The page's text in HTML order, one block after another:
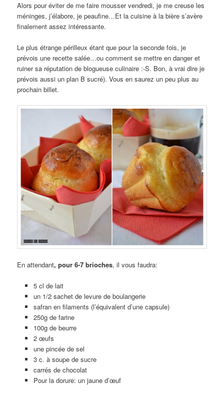
Alors pour éviter de me faire mousser vendredi, je me creuse les
méninges, j’élabore, je peaufine…Et la cuisine à la bière s’avère
finalement assez intéressante.
Le plus étrange périlleux étant que pour la seconde fois, je
prévois une recette salée…ou comment se mettre en danger et
ruiner sa réputation de blogueuse culinaire :-S. Bon, à vrai dire je
prévois aussi un plan B sucré). Vous en saurez un peu plus au
prochain billet.
En attendant, pour 6-7 brioches, il vous faudra:
5 cl de lait
un 1/2 sachet de levure de boulangerie
safran en filaments (l’équivalent d’une capsule)
250g de farine
100g de beurre
2 œufs
une pincée de sel
3 c. à soupe de sucre
carrés de chocolat
Pour la dorure: un jaune d’œuf